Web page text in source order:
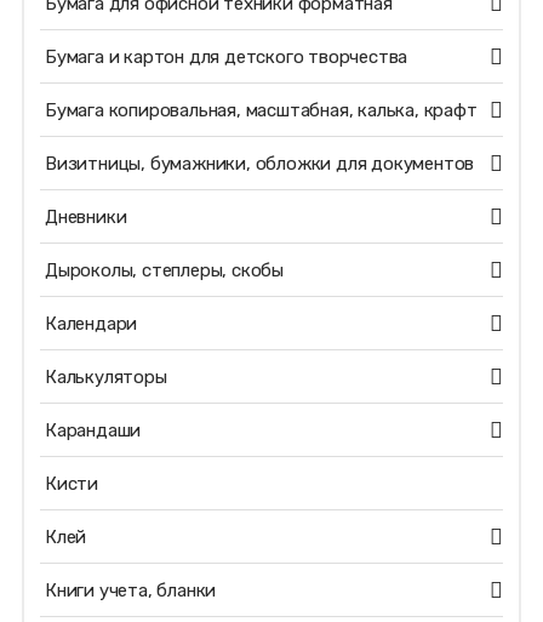
Бумага и картон для детского творчества
Бумага копировальная, масштабная, калька, крафт
Визитницы, бумажники, обложки для документов
Дневники
Дыроколы, степлеры, скобы
Календари
Калькуляторы
Карандаши
Кисти
Клей
Книги учета, бланки